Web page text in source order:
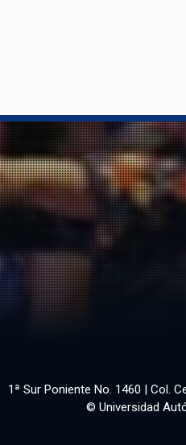
1ª Sur Poniente No. 1460 | Col.
© Universidad